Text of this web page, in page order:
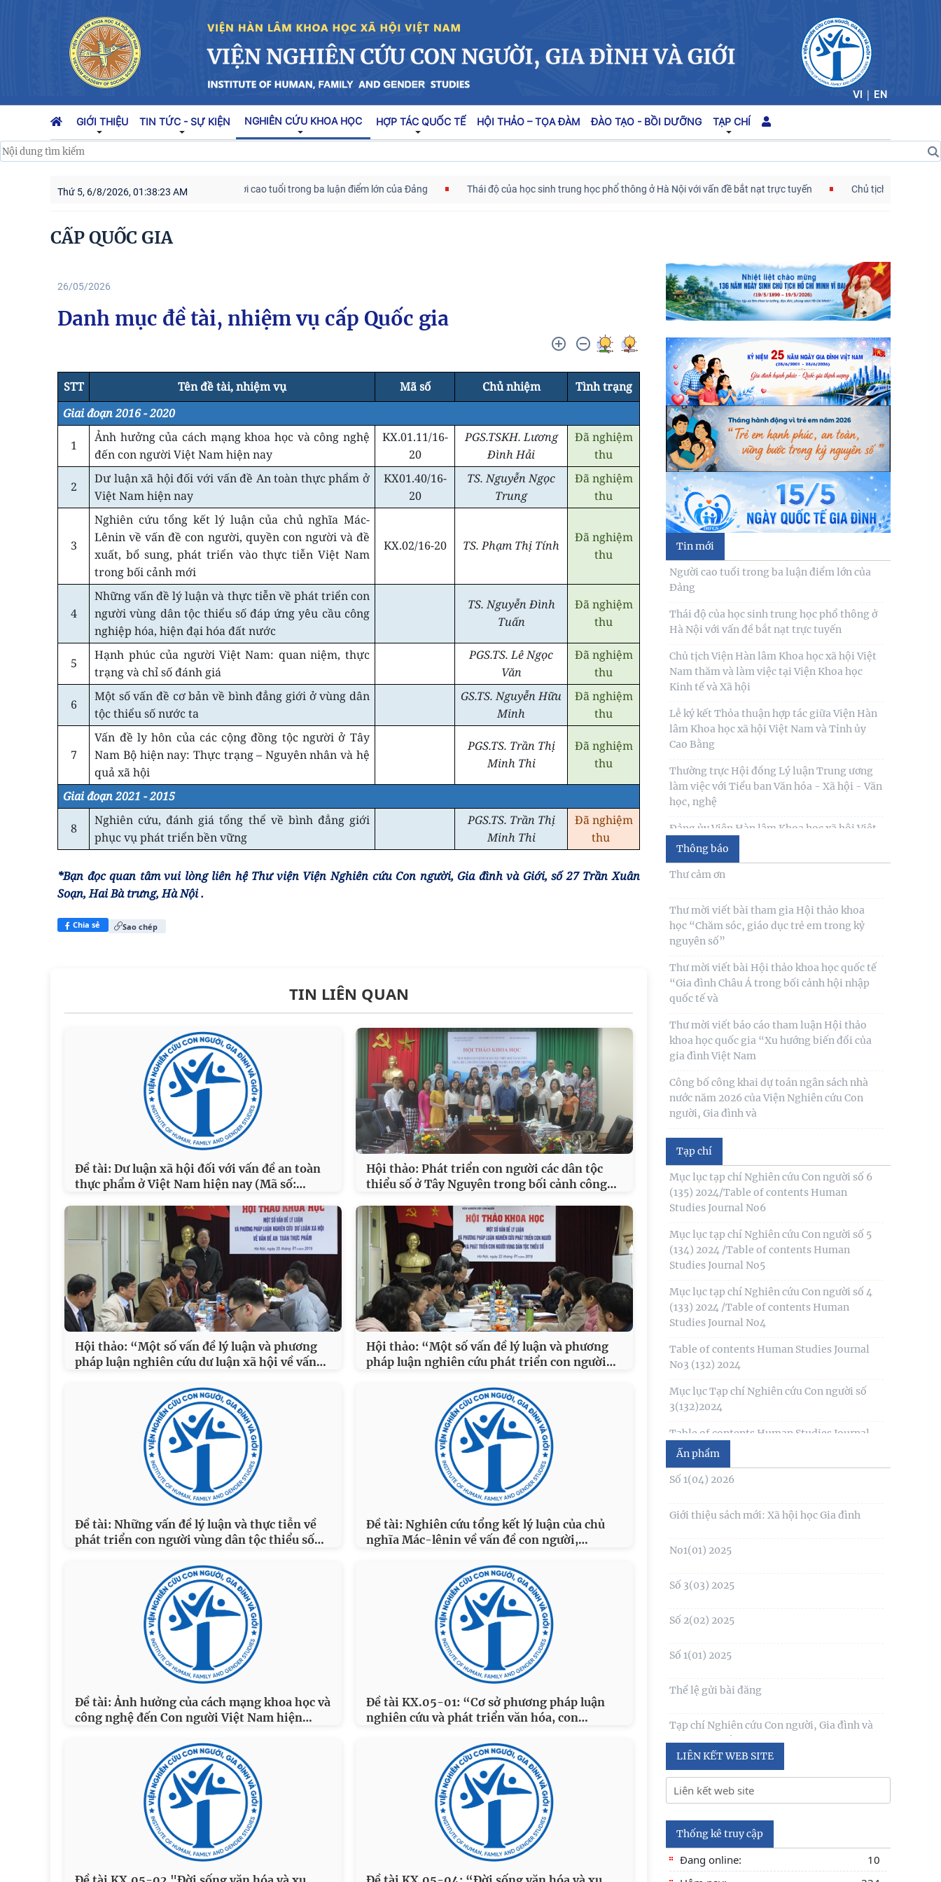
VI | EN
GIỚI THIỆU TIN TỨC - SỰ KIỆN NGHIÊN CỨU KHOA HỌC HỢP TÁC QUỐC TẾ HỘI THẢO – TỌA ĐÀM ĐÀO TẠO - BỒI DƯỠNG TẠP CHÍ
Thứ 5, 6/8/2026, 01:38:24 AM Người cao tuổi trong ba luận điểm lớn của Đảng Thái độ của học sinh trung học phổ thông ở Hà Nội với vấn đề bắt nạt trực tuyến Chủ tịch Viện Hàn lâm
CẤP QUỐC GIA
26/05/2026
Danh mục đề tài, nhiệm vụ cấp Quốc gia
STT Tên đề tài, nhiệm vụ Mã số Chủ nhiệm
Tình trạng
Giai đoạn 2016 - 2020
1
Ảnh hưởng của cách mạng khoa học và công nghệ
đến con người Việt Nam hiện nay
KX.01.11/16-
20
PGS.TSKH. Lương
Đình Hải
Đã nghiệm
thu
2
Dư luận xã hội đối với vấn đề An toàn thực phẩm ở
Việt Nam hiện nay
KX01.40/16-
20
TS. Nguyễn Ngọc
Trung
Đã nghiệm
thu
3
Nghiên cứu tổng kết lý luận của chủ nghĩa Mác-
Lênin về vấn đề con người, quyền con người và đề
xuất, bổ sung, phát triển vào thực tiễn Việt Nam
trong bối cảnh mới
KX.02/16-20 TS. Phạm Thị Tính
Đã nghiệm
thu
4
Những vấn đề lý luận và thực tiễn về phát triển con
người vùng dân tộc thiểu số đáp ứng yêu cầu công
nghiệp hóa, hiện đại hóa đất nước
TS. Nguyễn Đình
Tuấn
Đã nghiệm
thu
5
Hạnh phúc của người Việt Nam: quan niệm, thực
trạng và chỉ số đánh giá
PGS.TS. Lê Ngọc
Văn
Đã nghiệm
thu
6
Một số vấn đề cơ bản về bình đẳng giới ở vùng dân
tộc thiểu số nước ta
GS.TS. Nguyễn Hữu
Minh
Đã nghiệm
thu
7
Vấn đề ly hôn của các cộng đồng tộc người ở Tây
Nam Bộ hiện nay: Thực trạng – Nguyên nhân và hệ
quả xã hội
PGS.TS. Trần Thị
Minh Thi
Đã nghiệm
thu
Giai đoạn 2021 - 2015
8
Nghiên cứu, đánh giá tổng thể về bình đẳng giới
phục vụ phát triển bền vững
PGS.TS. Trần Thị
Minh Thi
Đã nghiệm
thu
*Bạn đọc quan tâm vui lòng liên hệ Thư viện Viện Nghiên cứu Con người, Gia đình và Giới, số 27 Trần Xuân
Soạn, Hai Bà trưng, Hà Nội.
Chia sẻ Sao chép
TIN LIÊN QUAN
Đề tài: Dư luận xã hội đối với vấn đề an toàn
thực phẩm ở Việt Nam hiện nay (Mã số:…
Hội thảo: Phát triển con người các dân tộc
thiểu số ở Tây Nguyên trong bối cảnh công…
Hội thảo: “Một số vấn đề lý luận và phương
pháp luận nghiên cứu dư luận xã hội về vấn…
Hội thảo: “Một số vấn đề lý luận và phương
pháp luận nghiên cứu phát triển con người…
Đề tài: Những vấn đề lý luận và thực tiễn về
phát triển con người vùng dân tộc thiểu số…
Đề tài: Nghiên cứu tổng kết lý luận của chủ
nghĩa Mác-lênin về vấn đề con người,…
Đề tài: Ảnh hưởng của cách mạng khoa học và
công nghệ đến Con người Việt Nam hiện…
Đề tài KX.05-01: “Cơ sở phương pháp luận
nghiên cứu và phát triển văn hóa, con…
Tin mới
Người cao tuổi trong ba luận điểm lớn của
Đảng
Thái độ của học sinh trung học phổ thông ở
Hà Nội với vấn đề bắt nạt trực tuyến
Chủ tịch Viện Hàn lâm Khoa học xã hội Việt
Nam thăm và làm việc tại Viện Khoa học
Kinh tế và Xã hội
Lễ ký kết Thỏa thuận hợp tác giữa Viện Hàn
lâm Khoa học xã hội Việt Nam và Tỉnh ủy
Cao Bằng
Thường trực Hội đồng Lý luận Trung ương
làm việc với Tiểu ban Văn hóa - Xã hội - Văn
học, nghệ
Đảng ủy Viện Hàn lâm Khoa học xã hội Việt
Nam tổ chức Hội nghị Tập huấn nghiệp vụ
Cao Bằng
Hội thảo khoa học quốc gia “Danh nhân văn
Cuộc họp triển khai hoạt động nhiệm vụ
khoa học và công nghệ cấp tỉnh “Nghiên cứu
Hoàn thiện quy định về những điều đảng
viên không được làm đáp ứng yêu cầu giai
Thông báo
Thư cảm ơn
Thư mời viết bài tham gia Hội thảo khoa
học “Chăm sóc, giáo dục trẻ em trong kỷ
nguyên số”
Thư mời viết bài Hội thảo khoa học quốc tế
“Gia đình Châu Á trong bối cảnh hội nhập
quốc tế và
Thư mời viết báo cáo tham luận Hội thảo
khoa học quốc gia “Xu hướng biến đổi của
gia đình Việt Nam
Công bố công khai dự toán ngân sách nhà
nước năm 2026 của Viện Nghiên cứu Con
người, Gia đình và
Công khai thông tin nhiệm vụ cấp Cơ sở 2025
Thư mời viết bài hội thảo khoa học thường
niên về nghiên cứu con người “NÂNG CAO
CHẤT LƯỢNG CUỘC
Thông báo triệu tập thí sinh đủ điều kiện,
tiêu chuẩn, tham gia sát hạch trình độ hiểu
biết chung
Thông báo kết quả kiểm tra điều kiện, tiêu
chuẩn, văn bằng, chứng chỉ đối với thí sinh
đăng ký dự
Thông báo 2773/TB-KHXH về Kết quả kiểm
tra điều kiện, tiêu chuẩn, văn bằng, chứng
Tạp chí
Mục lục tạp chí Nghiên cứu Con người số 6
(135) 2024/Table of contents Human
Studies Journal No6
Mục lục tạp chí Nghiên cứu Con người số 5
(134) 2024 /Table of contents Human
Studies Journal No5
Mục lục tạp chí Nghiên cứu Con người số 4
(133) 2024 /Table of contents Human
Studies Journal No4
Table of contents Human Studies Journal
No3 (132) 2024
Mục lục Tạp chí Nghiên cứu Con người số
3(132)2024
Table of contents Human Studies Journal
No1 (130) 2024
Table of contents Human Studies Journal
Mục lục Tạp chí Nghiên cứu Con người số
Mục lục Tạp chí Nghiên cứu Con người số
No. 5 (128) (2023)
Ấn phẩm
Số 1(04) 2026
Giới thiệu sách mới: Xã hội học Gia đình
No1(01) 2025
Số 3(03) 2025
Số 2(02) 2025
Số 1(01) 2025
Thể lệ gửi bài đăng
Tạp chí Nghiên cứu Con người, Gia đình và
Giới đạt chuẩn Tạp chí khoa học Việt Nam
năm 2026
Nội hàm của quyền con người được sống
trong môi trường trong lành, bền vững (Lê
Hồng Hạnh
LIÊN KẾT WEB SITE
Thống kê truy cập
Đang online:
10